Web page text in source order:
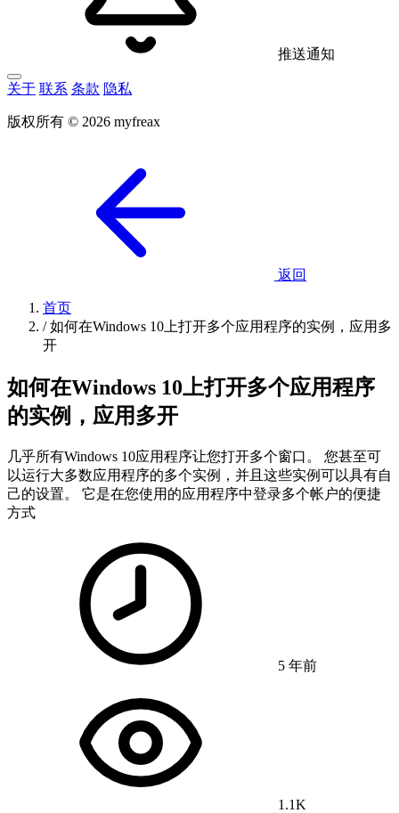
推送通知
关于 联系 条款 隐私
版权所有 © 2026 myfreax
返回
首页
/ 如何在Windows 10上打开多个应用程序的实例，应用多
开
如何在Windows 10上打开多个应用程序
的实例，应用多开
几乎所有Windows 10应用程序让您打开多个窗口。 您甚至可
以运行大多数应用程序的多个实例，并且这些实例可以具有自
己的设置。 它是在您使用的应用程序中登录多个帐户的便捷
方式
5 年前
1.1K